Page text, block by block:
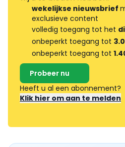
wekelijkse nieuwsbrief
exclusieve content
volledig toegang tot het
onbeperkt toegang tot
onbeperkt toegang tot
Probeer nu
Heeft u al een abonnement?
Klik hier om aan te melden